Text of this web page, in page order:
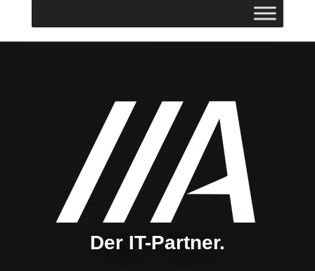
Der IT-Partner.